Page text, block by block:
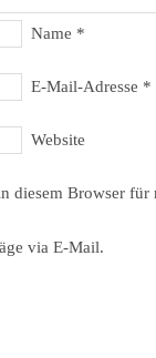
Name *
E-Mail-Adresse *
Website
diesem Browser
via E-Mail.